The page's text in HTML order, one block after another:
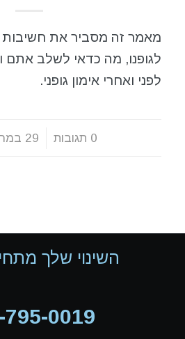
מאמר זה מסביר את חשיבות
לגופנו, מה כדאי לשלב אתם
לפני ואחרי אימון גופני.
0 תגובות
/ 29 במרץ 2023
השינוי שלך
795-0019